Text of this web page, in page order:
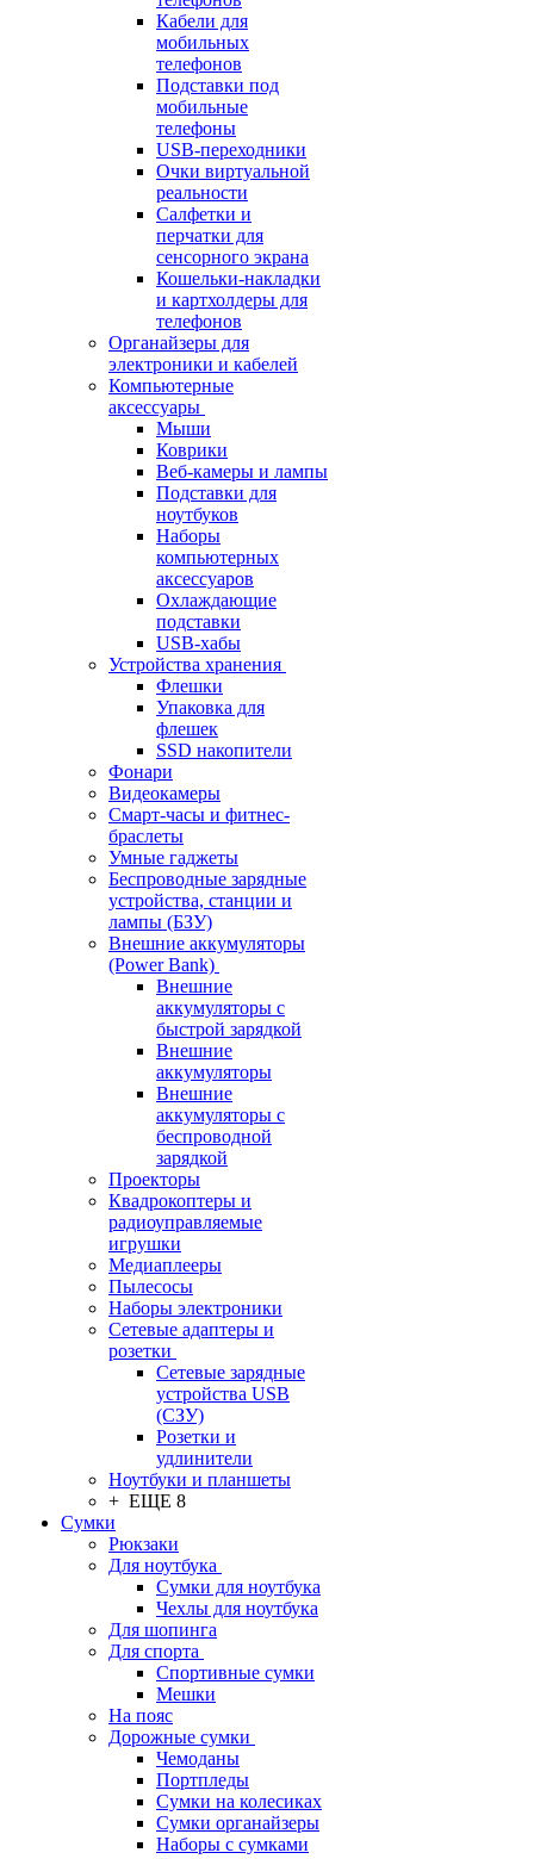
Кабели для
мобильных
телефонов
Подставки под
мобильные
телефоны
USB-переходники
Очки виртуальной
реальности
Салфетки и
перчатки для
сенсорного экрана
Кошельки-накладки
и картхолдеры для
телефонов
Органайзеры для
электроники и кабелей
Компьютерные
аксессуары
Мыши
Коврики
Веб-камеры и лампы
Подставки для
ноутбуков
Наборы
компьютерных
аксессуаров
Охлаждающие
подставки
USB-хабы
Устройства хранения
Флешки
Упаковка для
флешек
SSD накопители
Фонари
Видеокамеры
Смарт-часы и фитнес-
браслеты
Умные гаджеты
Беспроводные зарядные
устройства, станции и
лампы (БЗУ)
Внешние аккумуляторы
(Power Bank)
Внешние
аккумуляторы с
быстрой зарядкой
Внешние
аккумуляторы
Внешние
аккумуляторы с
беспроводной
зарядкой
Проекторы
Квадрокоптеры и
радиоуправляемые
игрушки
Медиаплееры
Пылесосы
Наборы электроники
Сетевые адаптеры и
розетки
Сетевые зарядные
устройства USB
(СЗУ)
Розетки и
удлинители
Ноутбуки и планшеты
+ ЕЩЕ 8
Сумки
Рюкзаки
Для ноутбука
Сумки для ноутбука
Чехлы для ноутбука
Для шопинга
Для спорта
Спортивные сумки
Мешки
На пояс
Дорожные сумки
Чемоданы
Портпледы
Сумки на колесиках
Сумки органайзеры
Наборы с сумками